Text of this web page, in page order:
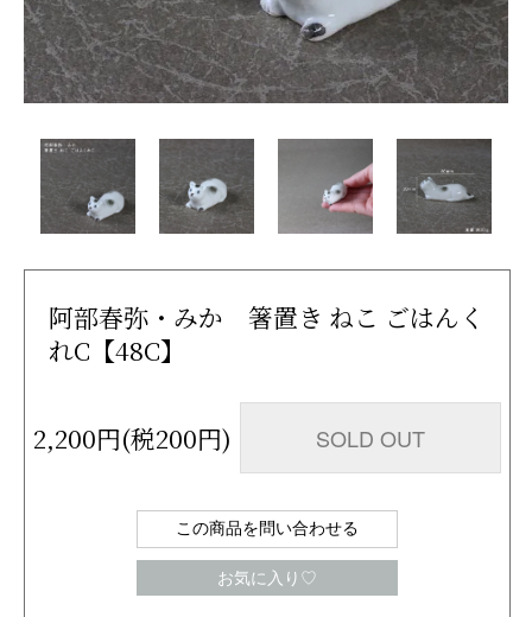
阿部春弥・みか 箸置き ねこ ごはんく
れC【48C】
2,200円(税200円) SOLD OUT
この商品を問い合わせる
お気に入り♡